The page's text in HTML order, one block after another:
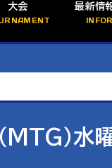
大会 最新情
MTG）水